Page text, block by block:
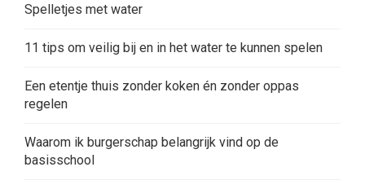
Spelletjes met water
11 tips om veilig bij en in het water te kunnen spelen
Een etentje thuis zonder koken én zonder oppas
regelen
Waarom ik burgerschap belangrijk vind op de
basisschool